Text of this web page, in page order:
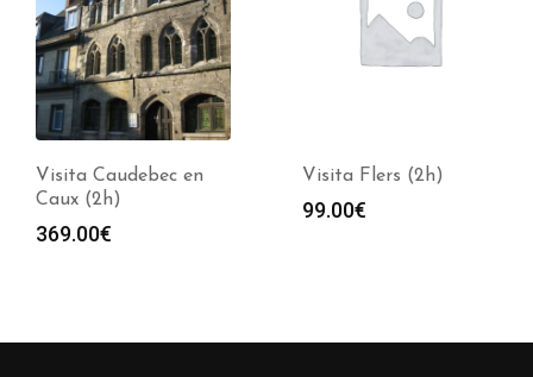
Visita Caudebec en
Caux (2h)
369.00€
Visita Flers (2h)
99.00€